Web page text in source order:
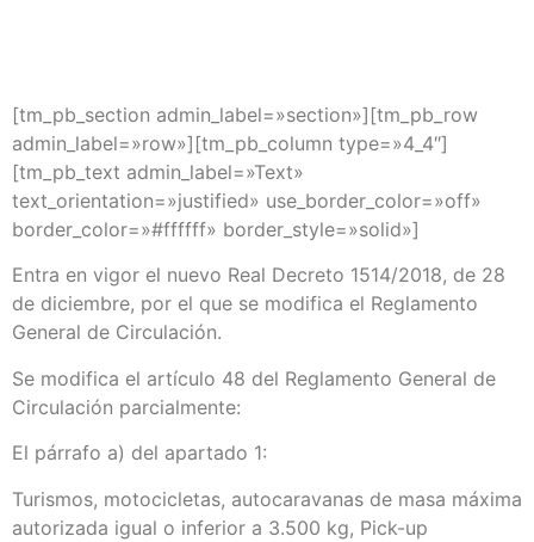
[tm_pb_section admin_label=»section»][tm_pb_row
admin_label=»row»][tm_pb_column type=»4_4″]
[tm_pb_text admin_label=»Text»
text_orientation=»justified» use_border_color=»off»
border_color=»#ffffff» border_style=»solid»]
Entra en vigor el nuevo Real Decreto 1514/2018, de 28
de diciembre, por el que se modifica el Reglamento
General de Circulación.
Se modifica el artículo 48 del Reglamento General de
Circulación parcialmente:
El párrafo a) del apartado 1:
Turismos, motocicletas, autocaravanas de masa máxima
autorizada igual o inferior a 3.500 kg, Pick-up